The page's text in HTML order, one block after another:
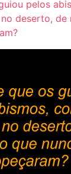
pelos
deserto, de